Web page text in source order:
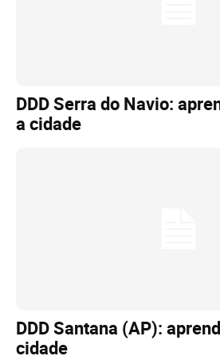
DDD Serra do Navio:
a cidade
DDD Santana (AP):
cidade